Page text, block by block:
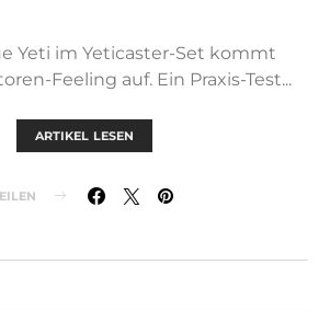
Yeti im Yeticaster-Set kommt
Feeling auf. Ein Praxis-Test...
ARTIKEL LESEN